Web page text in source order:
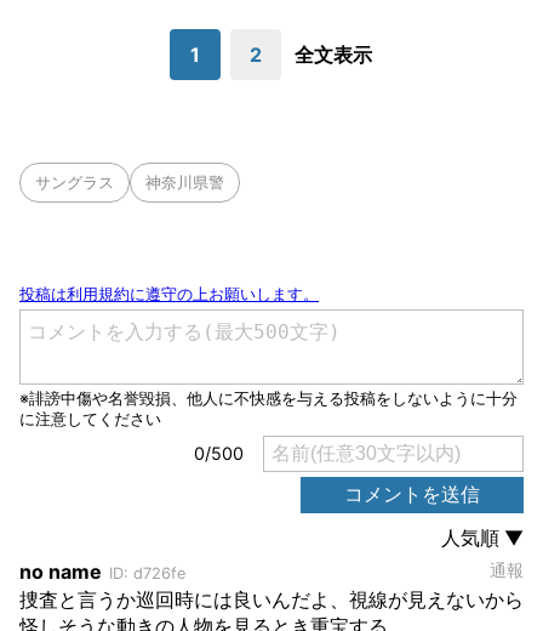
1 2 全文表示
サングラス 神奈川県警